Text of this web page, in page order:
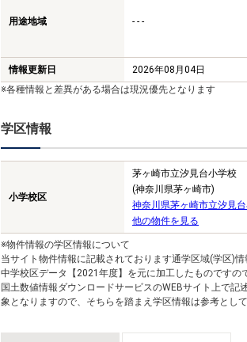
用途地域 - - -
情報更新日 2026年08月04日
※各種情報と差異がある場合は現況優先となります
学区情報
小学校区
茅ヶ崎市立汐見台小学校
(神奈川県茅ヶ崎市)
神奈川県茅ヶ崎市立汐見
他の物件を見る
※物件情報の学区情報について
当サイト物件情報に記載されております通学区域(学区)
中学校区データ【2021年度】を元に加工したものですの
国土数値情報ダウンロードサービスのWEBサイト上で
象となりますので、そちらを踏まえ学区情報は参考として